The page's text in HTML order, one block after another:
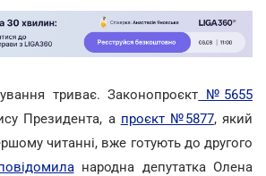
триває. Законопроєкт №5655
Президента, а проєкт №5877, який
читанні, вже готують до другого
народна депутатка Олена